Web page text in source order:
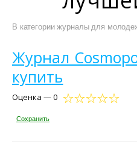
В категории журналы для
Журнал
купить
Оценка — 0
Сохранить